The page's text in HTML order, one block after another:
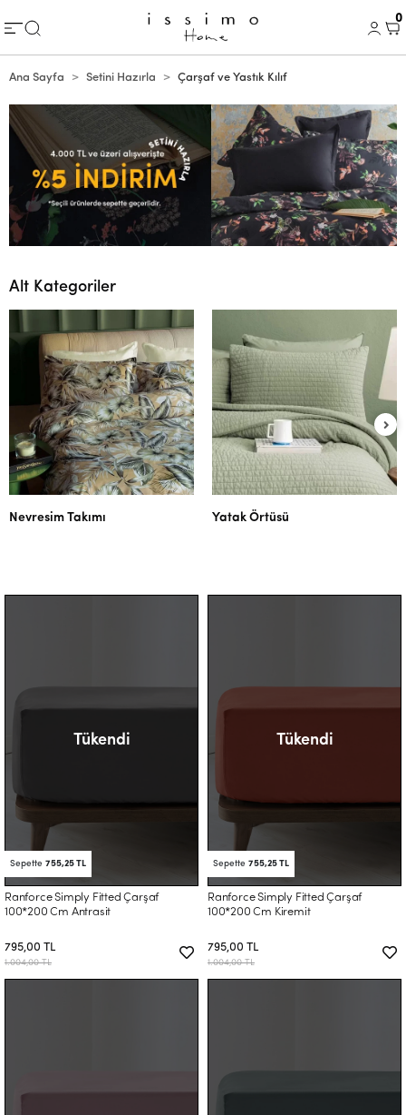
0
Ana Sayfa Setini Hazırla Çarşaf ve Yastık Kılıf
Alt Kategoriler
Nevresim Takımı Yatak Örtüsü
Sepette 755,25 TL
Tükendi
Ranforce Simply Fitted Çarşaf
100*200 Cm Antrasit
795,00 TL
1.004,00 TL
Sepette 755,25 TL
Tükendi
Ranforce Simply Fitted Çarşaf
100*200 Cm Kiremit
795,00 TL
1.004,00 TL